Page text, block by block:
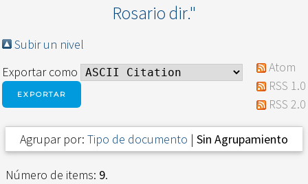
Rosario dir."
Subir un nivel
Exportar como
Atom
RSS 1.0
RSS 2.0
Agrupar por: Tipo de documento | Sin Agrupamiento
Número de items: 9.